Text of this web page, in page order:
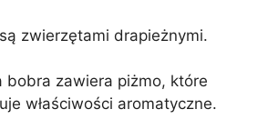
zwierzętami drapieżnymi.
bobra zawiera piżmo, które
właściwości aromatyczne.